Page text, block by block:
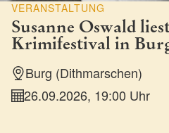
VERANSTALTUNG
Susanne Oswald
Krimifestival in
Burg (Dithmarschen)
26.09.2026, 19:00 Uhr